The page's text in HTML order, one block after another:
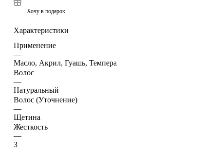
Хочу в подарок
Характеристики
Применение
—
Масло, Акрил, Гуашь, Темпера
Волос
—
Натуральный
Волос (Уточнение)
—
Щетина
Жесткость
—
3